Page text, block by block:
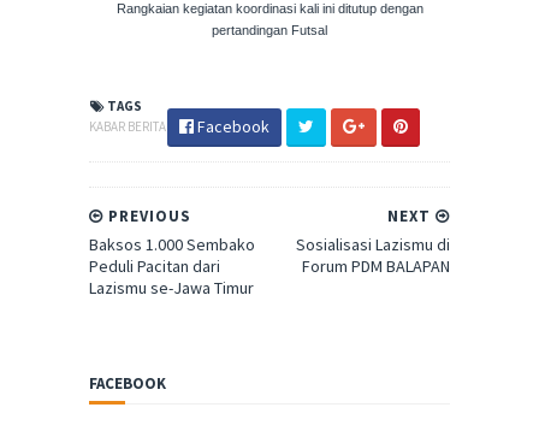
Rangkaian kegiatan koordinasi kali ini ditutup dengan
pertandingan Futsal
TAGS
KABAR BERITA
Facebook
NEXT
Sosialisasi Lazismu di
Forum PDM BALAPAN
PREVIOUS
Baksos 1.000 Sembako
Peduli Pacitan dari
Lazismu se-Jawa Timur
FACEBOOK